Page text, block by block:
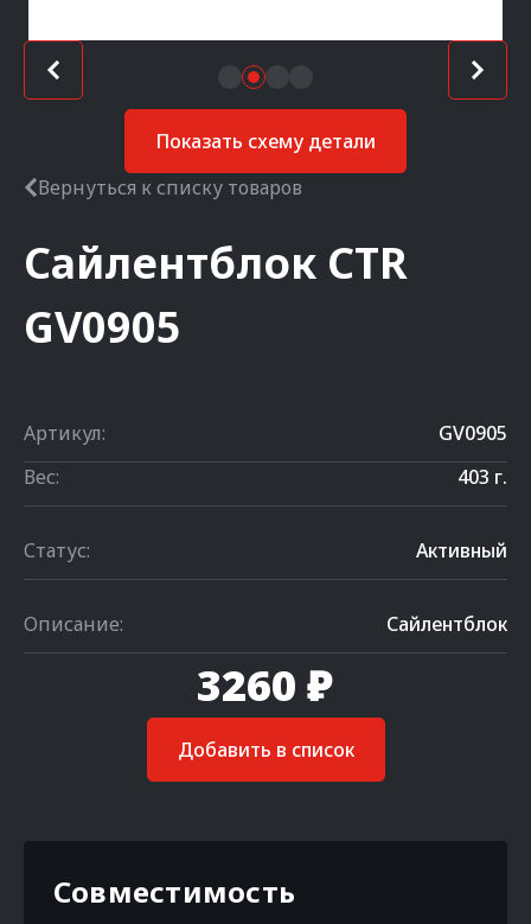
Показать схему детали
Вернуться к списку товаров
Сайлентблок CTR
GV0905
Артикул:
GV0905
Вес:
403 г.
Статус: Активный
Описание: Сайлентблок
3260 ₽
Добавить в список
Совместимость